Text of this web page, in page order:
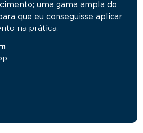
uma gama ampla do
que eu conseguisse aplicar
na prática.